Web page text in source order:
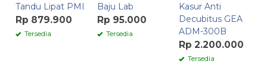
Tandu Lipat PMI
Rp 879.900
Tersedia
Baju Lab
Rp 95.000
Tersedia
Kasur Anti
Decubitus GEA
ADM-300B
Rp 2.200.000
Tersedia